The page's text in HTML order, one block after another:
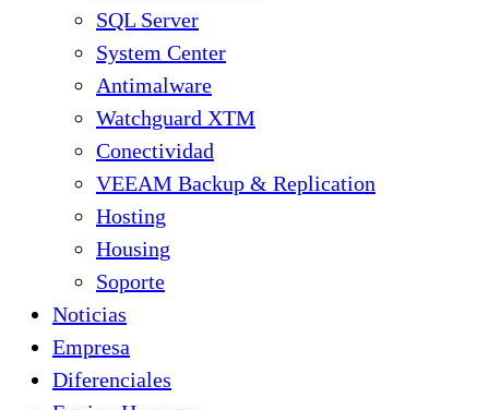
SQL Server
System Center
Antimalware
Watchguard XTM
Conectividad
VEEAM Backup & Replication
Hosting
Housing
Soporte
Noticias
Empresa
Diferenciales